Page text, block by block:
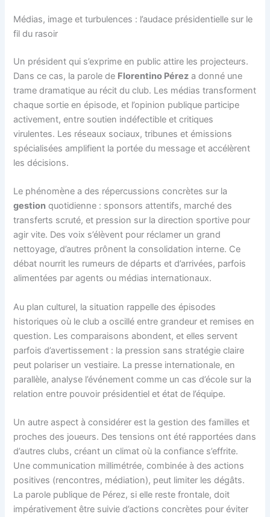
Médias, image et turbulences : l’audace présidentielle sur le
fil du rasoir
Un président qui s’exprime en public attire les projecteurs.
Dans ce cas, la parole de Florentino Pérez a donné une
trame dramatique au récit du club. Les médias transforment
chaque sortie en épisode, et l’opinion publique participe
activement, entre soutien indéfectible et critiques
virulentes. Les réseaux sociaux, tribunes et émissions
spécialisées amplifient la portée du message et accélèrent
les décisions.
Le phénomène a des répercussions concrètes sur la
gestion quotidienne : sponsors attentifs, marché des
transferts scruté, et pression sur la direction sportive pour
agir vite. Des voix s’élèvent pour réclamer un grand
nettoyage, d’autres prônent la consolidation interne. Ce
débat nourrit les rumeurs de départs et d’arrivées, parfois
alimentées par agents ou médias internationaux.
Au plan culturel, la situation rappelle des épisodes
historiques où le club a oscillé entre grandeur et remises en
question. Les comparaisons abondent, et elles servent
parfois d’avertissement : la pression sans stratégie claire
peut polariser un vestiaire. La presse internationale, en
parallèle, analyse l’événement comme un cas d’école sur la
relation entre pouvoir présidentiel et état de l’équipe.
Un autre aspect à considérer est la gestion des familles et
proches des joueurs. Des tensions ont été rapportées dans
d’autres clubs, créant un climat où la confiance s’effrite.
Une communication millimétrée, combinée à des actions
positives (rencontres, médiation), peut limiter les dégâts.
La parole publique de Pérez, si elle reste frontale, doit
impérativement être suivie d’actions concrètes pour éviter